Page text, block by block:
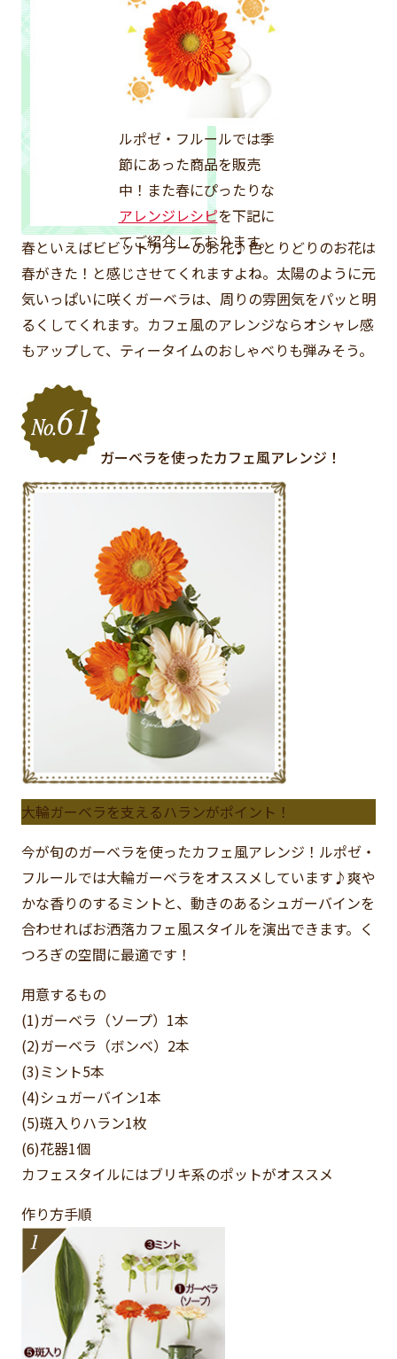
ルポゼ・フルールでは季
節にあった商品を販売
中！また春にぴったりな
アレンジレシピを下記に
てご紹介しております。
春といえばビビットカラーのお花♪色とりどりのお花は
春がきた！と感じさせてくれますよね。太陽のように元
気いっぱいに咲くガーベラは、周りの雰囲気をパッと明
るくしてくれます。カフェ風のアレンジならオシャレ感
もアップして、ティータイムのおしゃべりも弾みそう。
ガーベラを使ったカフェ風アレンジ！
大輪ガーベラを支えるハランがポイント！
今が旬のガーベラを使ったカフェ風アレンジ！ルポゼ・
フルールでは大輪ガーベラをオススメしています♪爽や
かな香りのするミントと、動きのあるシュガーバインを
合わせればお洒落カフェ風スタイルを演出できます。く
つろぎの空間に最適です！
用意するもの
(1)ガーベラ（ソープ） 1本
(2)ガーベラ（ボンベ） 2本
(3)ミント5本
(4)シュガーバイン1本
(5)斑入りハラン1枚
(6)花器1個
カフェスタイルにはブリキ系のポットがオススメ
作り方手順